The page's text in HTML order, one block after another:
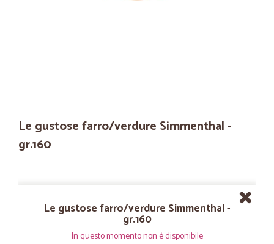
Le gustose farro/verdure Simmenthal -
gr.160
Le gustose farro/verdure Simmenthal -
gr.160
In questo momento non è disponibile